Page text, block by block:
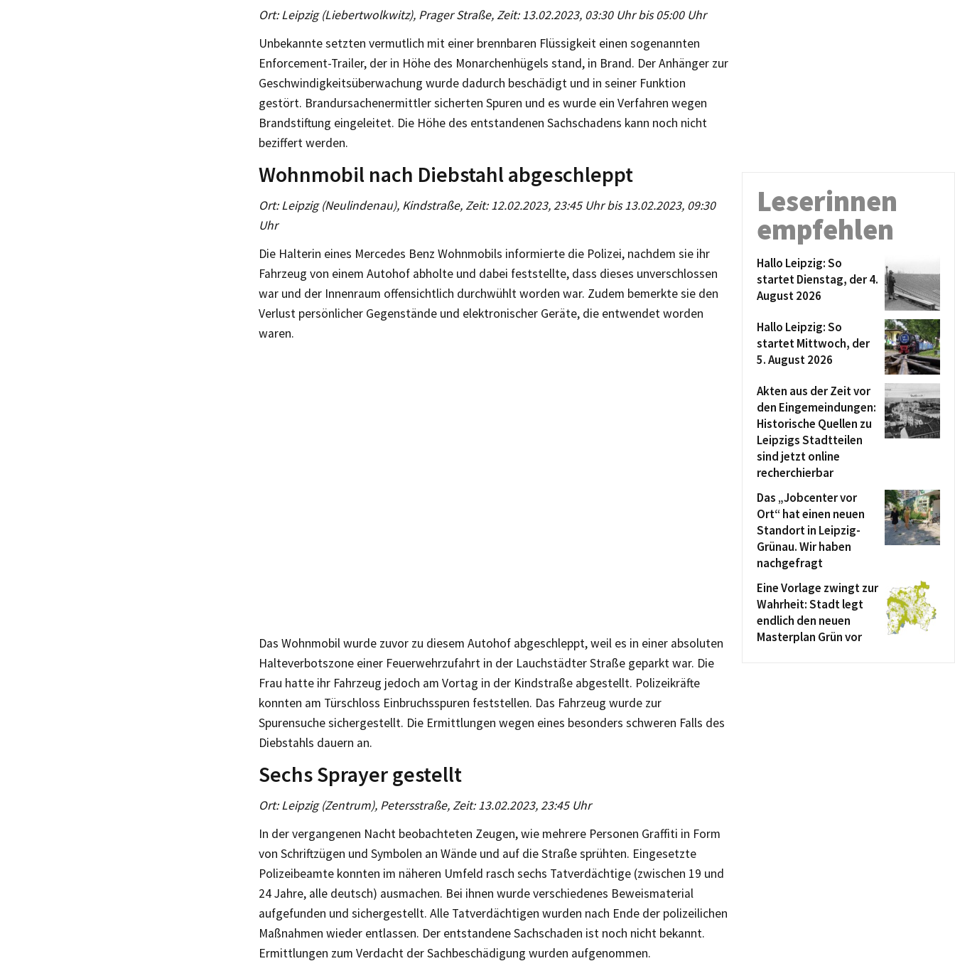
Ort: Leipzig (Liebertwolkwitz), Prager Straße, Zeit: 13.02.2023, 03:30 Uhr bis 05:00 Uhr
Unbekannte setzten vermutlich mit einer brennbaren Flüssigkeit einen sogenannten
Enforcement-Trailer, der in Höhe des Monarchenhügels stand, in Brand. Der Anhänger zur
Geschwindigkeitsüberwachung wurde dadurch beschädigt und in seiner Funktion
gestört. Brandursachenermittler sicherten Spuren und es wurde ein Verfahren wegen
Brandstiftung eingeleitet. Die Höhe des entstandenen Sachschadens kann noch nicht
beziffert werden.
Wohnmobil nach Diebstahl abgeschleppt
Ort: Leipzig (Neulindenau), Kindstraße, Zeit: 12.02.2023, 23:45 Uhr bis 13.02.2023, 09:30
Uhr
Die Halterin eines Mercedes Benz Wohnmobils informierte die Polizei, nachdem sie ihr
Fahrzeug von einem Autohof abholte und dabei feststellte, dass dieses unverschlossen
war und der Innenraum offensichtlich durchwühlt worden war. Zudem bemerkte sie den
Verlust persönlicher Gegenstände und elektronischer Geräte, die entwendet worden
waren.
Das Wohnmobil wurde zuvor zu diesem Autohof abgeschleppt, weil es in einer absoluten
Halteverbotszone einer Feuerwehrzufahrt in der Lauchstädter Straße geparkt war. Die
Frau hatte ihr Fahrzeug jedoch am Vortag in der Kindstraße abgestellt. Polizeikräfte
konnten am Türschloss Einbruchsspuren feststellen. Das Fahrzeug wurde zur
Spurensuche sichergestellt. Die Ermittlungen wegen eines besonders schweren Falls des
Diebstahls dauern an.
Sechs Sprayer gestellt
Ort: Leipzig (Zentrum), Petersstraße, Zeit: 13.02.2023, 23:45 Uhr
In der vergangenen Nacht beobachteten Zeugen, wie mehrere Personen Graffiti in Form
von Schriftzügen und Symbolen an Wände und auf die Straße sprühten. Eingesetzte
Polizeibeamte konnten im näheren Umfeld rasch sechs Tatverdächtige (zwischen 19 und
24 Jahre, alle deutsch) ausmachen. Bei ihnen wurde verschiedenes Beweismaterial
aufgefunden und sichergestellt. Alle Tatverdächtigen wurden nach Ende der polizeilichen
Maßnahmen wieder entlassen. Der entstandene Sachschaden ist noch nicht bekannt.
Ermittlungen zum Verdacht der Sachbeschädigung wurden aufgenommen.
Leserinnen
empfehlen
Hallo Leipzig: So
startet Dienstag, der 4.
August 2026
Hallo Leipzig: So
startet Mittwoch, der
5. August 2026
Akten aus der Zeit vor
den Eingemeindungen:
Historische Quellen zu
Leipzigs Stadtteilen
sind jetzt online
recherchierbar
Das „Jobcenter vor
Ort“ hat einen neuen
Standort in Leipzig-
Grünau. Wir haben
nachgefragt
Eine Vorlage zwingt zur
Wahrheit: Stadt legt
endlich den neuen
Masterplan Grün vor